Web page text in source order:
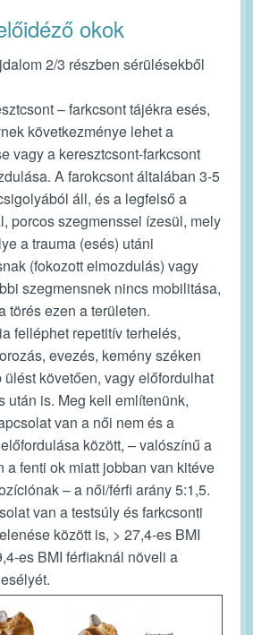
okok
2/3 részben sérülésekből
– farkcsont tájékraesés,
következménye lehet a
vagy a keresztcsont-farkcsont
A farokcsont általában 3-5
áll, és a legfelső a
porcos szegmenssel ízesül, mely
a trauma (esés) utáni
(fokozott elmozdulás) vagy
szegmensnek nincs mobilitása,
törés ezen a területen.
felléphet repetitív terhelés,
evezés, kemény széken
követően, vagy előfordulhat
után is. Meg kell említenünk,
van a női nem és a
között, – valószínű a
a fenti ok miatt jobban van kitéve
– a női/férfi arány 5:1,5.
van a testsúly és farkcsonti
között is, > 27,4-es BMI
es BMI férfiaknál növeli a